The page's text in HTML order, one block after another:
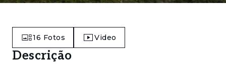
16 Fotos Video
Descrição